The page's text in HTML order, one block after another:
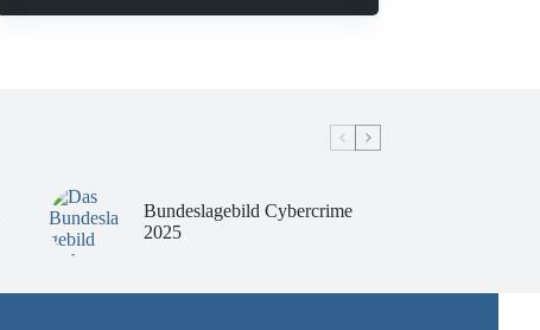
Bundeslagebild Cybercrime
2025